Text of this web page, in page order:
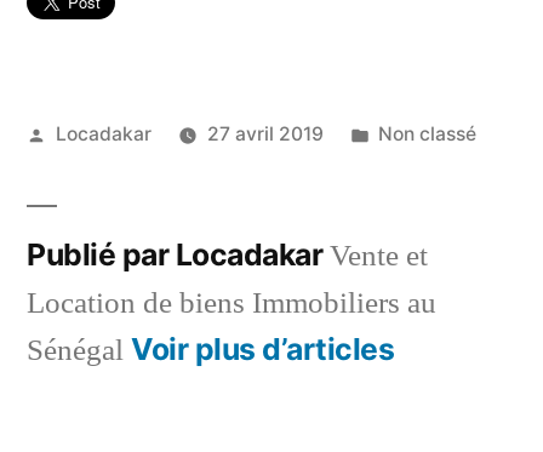
Publié
Locadakar 27 avril 2019
Publié
Non classé
Publié par LocadakarVente et
Location de biens Immobiliers au
Sénégal Voir plus d’articles